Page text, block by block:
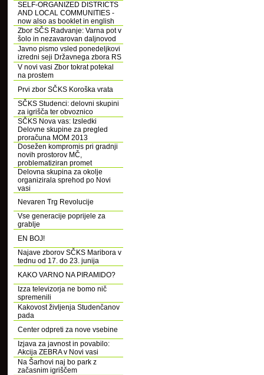
SELF-ORGANIZED DISTRICTS
AND LOCAL COMMUNITIES -
now also as booklet in english
Zbor SČS Radvanje: Varna pot v
šolo in nezavarovan daljnovod
Javno pismo vsled ponedeljkovi
izredni seji Državnega zbora RS
V novi vasi Zbor tokrat potekal
na prostem
Prvi zbor SČKS Koroška vrata
SČKS Studenci: delovni skupini
za igrišča ter obvoznico
SČKS Nova vas: Izsledki
Delovne skupine za pregled
proračuna MOM 2013
Dosežen kompromis pri gradnji
novih prostorov MČ,
problematiziran promet
Delovna skupina za okolje
organizirala sprehod po Novi
vasi
Nevaren Trg Revolucije
Vse generacije poprijele za
grablje
EN BOJ!
Najave zborov SČKS Maribora v
tednu od 17. do 23. junija
KAKO VARNO NA PIRAMIDO?
Izza televizorja ne bomo nič
spremenili
Kakovost življenja Studenčanov
pada
Center odpreti za nove vsebine
Izjava za javnost in povabilo:
Akcija ZEBRA v Novi vasi
Na Šarhovi naj bo park z
začasnim igriščem